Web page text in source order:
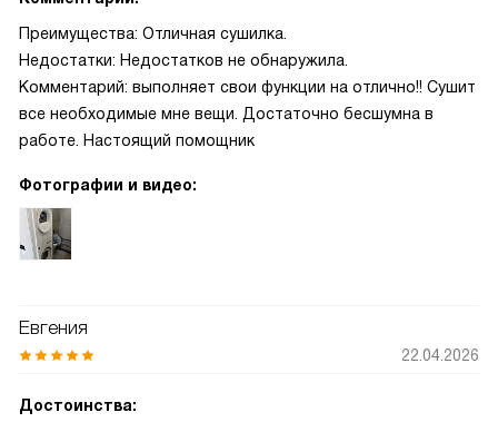
Преимущества: Отличная сушилка.
Недостатки: Недостатков не обнаружила.
Комментарий: выполняет свои функции на отлично!! Сушит
все необходимые мне вещи. Достаточно бесшумна в
работе. Настоящий помощник
Фотографии и видео:
Евгения
22.04.2026
Достоинства: